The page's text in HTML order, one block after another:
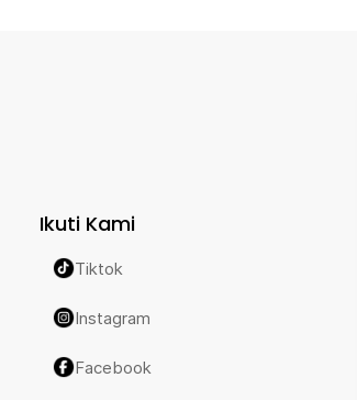
Ikuti Kami
Tiktok
Instagram
Facebook